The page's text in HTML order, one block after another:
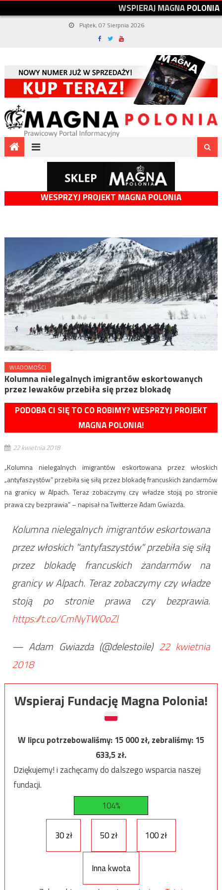
WSPIERAJMAGNAPOLONIA
Piątek, 07 Sierpnia 2026
WESPRZYJ PROJEKT MAGNA POLONIA
WIADOMOŚCI
Kolumna nielegalnych imigrantów eskortowanych
przez lewaków przebiła się przez blokadę
PODOBA CI SIĘ TO CO ROBIMY? WESPRZYJ PROJEKT
MAGNA POLONIA!
22 kwietnia 2018
„Kolumna nielegalnych imigrantów eskortowana przez włoskich
„antyfaszystów” przebiła się siłą przez blokadę francuskich żandarmów
na granicy w Alpach. Teraz zobaczymy czy władze stoją po stronie
prawa czy bezprawia” – napisał na Twitterze Adam Gwiazda.
Kolumna nielegalnych imigrantów eskortowana
przez włoskich "antyfaszystów" przebiła się siłą
przez blokadę francuskich żandarmów na
granicy w Alpach. Teraz zobaczymy czy władze
stoją po stronie prawa czy bezprawia.
https://t.co/CmNyTWOoZl
— Adam Gwiazda (@delestoile) 22 kwietnia
2018
Wspieraj Fundację Magna Polonia!
W lipcu potrzebowaliśmy:15 000zł, zebraliśmy:15
633,5zł.
Dziękujemy! i zachęcamy do dalszego wsparcia naszej
fundacji.
104%
30 zł 50 zł 100 zł
Inna kwota